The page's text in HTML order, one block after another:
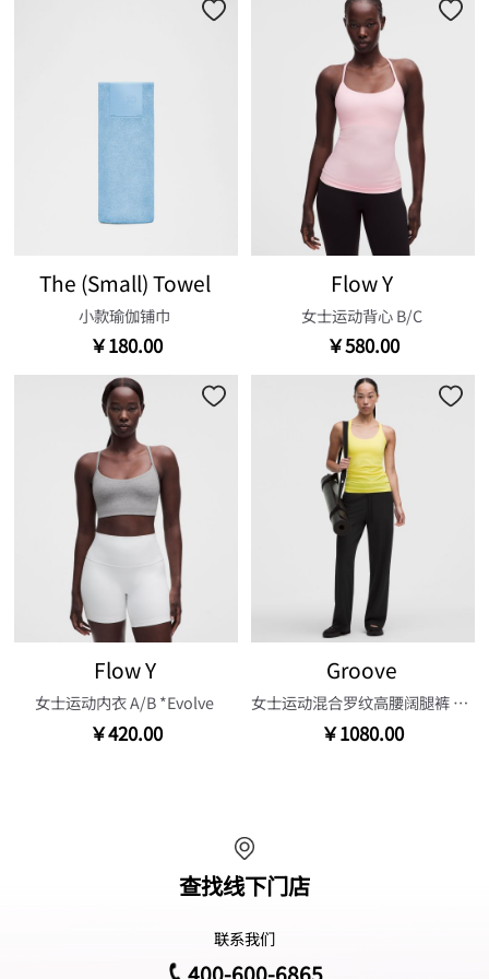
The (Small) Towel
小款瑜伽铺巾
￥180.00
Flow Y
女士运动背心 B/C
￥580.00
Flow Y
女士运动内衣 A/B *Evolve
￥420.00
Groove
女士运动混合罗纹高腰阔腿裤 30.5"
￥1080.00
查找线下门店
联系我们